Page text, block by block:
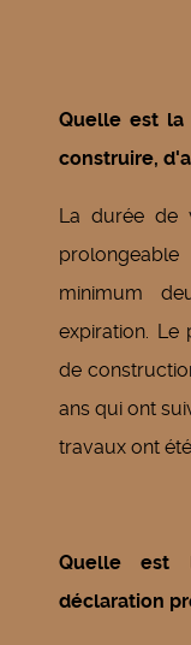
Quelle est
construire,
La durée de
minimum
expiration. Le
de
ans qui ont
travaux ont
Quelle est
déclaration